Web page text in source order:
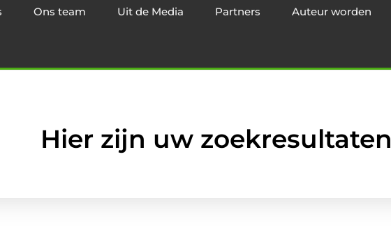
Ons team Uit de Media Partners Auteur worden
Hier zijn uw zoekresultaten